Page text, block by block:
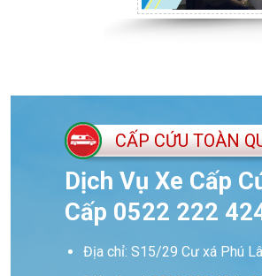
CẤP CỨU TOÀN
Dịch Vụ Xe Cấp
Cấp 0522 222
Địa chỉ: S15/29 Cư xá Phú